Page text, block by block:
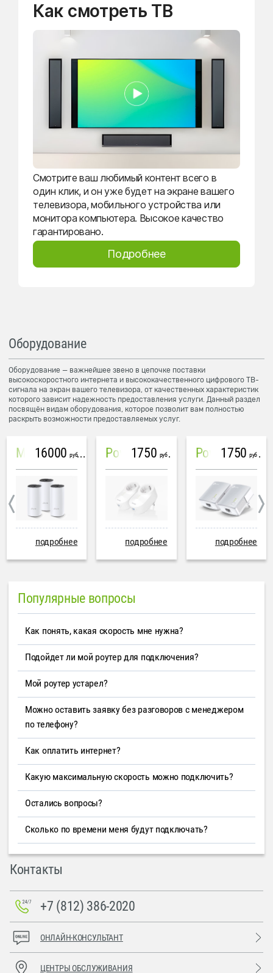
Как смотреть ТВ
Смотрите ваш любимый контент всего в
один клик, и он уже будет на экране вашего
телевизора, мобильного устройства или
монитора компьютера. Высокое качество
гарантировано.
Подробнее
Оборудование
Оборудование — важнейшее звено в цепочке поставки
высокоскоростного интернета и высококачественного цифрового ТВ-
сигнала на экран вашего телевизора, от качественных характеристик
которого зависит надежность предоставления услуги. Данный раздел
посвящён видам оборудования, которое позволит вам полностью
раскрыть возможности предоставляемых услуг.
Mesh система TP-Link Deco M4 (3 устройства)
16000 руб
подробнее
PowerLine Tenda PH6
1750 руб
подробнее
PowerLine TP-Link AV600
1750 руб
подробнее
Популярные вопросы
Как понять, какая скорость мне нужна?
Подойдет ли мой роутер для подключения?
Мой роутер устарел?
Можно оставить заявку без разговоров с менеджером
по телефону?
Как оплатить интернет?
Какую максимальную скорость можно подключить?
Остались вопросы?
Сколько по времени меня будут подключать?
Контакты
+7 (812) 386-2020
ОНЛАЙН-КОНСУЛЬТАНТ
ЦЕНТРЫ ОБСЛУЖИВАНИЯ